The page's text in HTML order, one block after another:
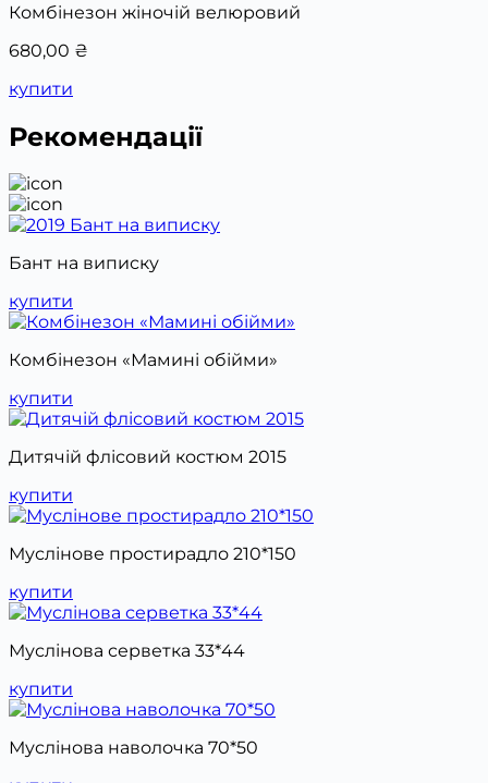
Комбінезон жіночій велюровий
680,00 ₴
купити
Рекомендації
Бант на виписку
купити
Комбінезон «Мамині обійми»
купити
Дитячій флісовий костюм 2015
купити
Муслінове простирадло 210*150
купити
Муслінова серветка 33*44
купити
Муслінова наволочка 70*50